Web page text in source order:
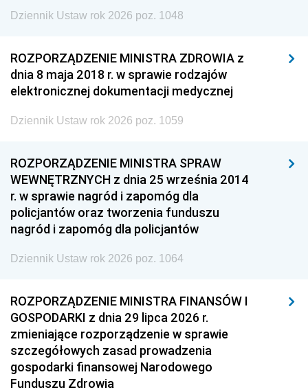
Dziennik Ustaw rok 2026 poz. 1048
ROZPORZĄDZENIE MINISTRA ZDROWIA z
dnia 8 maja 2018 r. w sprawie rodzajów
elektronicznej dokumentacji medycznej
Dziennik Ustaw rok 2026 poz. 1059
ROZPORZĄDZENIE MINISTRA SPRAW
WEWNĘTRZNYCH z dnia 25 września 2014
r. w sprawie nagród i zapomóg dla
policjantów oraz tworzenia funduszu
nagród i zapomóg dla policjantów
Dziennik Ustaw rok 2026 poz. 1064
ROZPORZĄDZENIE MINISTRA FINANSÓW I
GOSPODARKI z dnia 29 lipca 2026 r.
zmieniające rozporządzenie w sprawie
szczegółowych zasad prowadzenia
gospodarki finansowej Narodowego
Funduszu Zdrowia